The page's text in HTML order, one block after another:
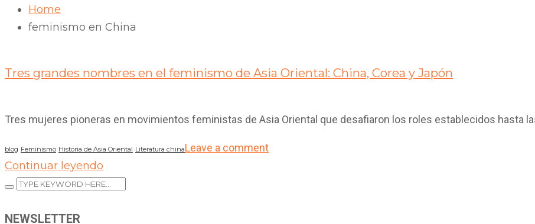
Home
feminismo en China
Tres grandes nombres en el feminismo de Asia Oriental: China, Corea y Japón
Tres mujeres pioneras en movimientos feministas de Asia Oriental que desafiaron los roles establecidos hasta
blog Feminismo Historia de Asia Oriental Literatura chinaLeave a comment
Continuar leyendo
NEWSLETTER